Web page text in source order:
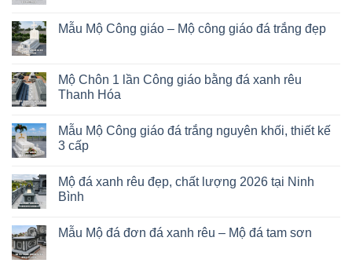
Mẫu Mộ Công giáo – Mộ công giáo đá trắng đẹp
Mộ Chôn 1 lần Công giáo bằng đá xanh rêu
Thanh Hóa
Mẫu Mộ Công giáo đá trắng nguyên khối, thiết kế
3 cấp
Mộ đá xanh rêu đẹp, chất lượng 2026 tại Ninh
Bình
Mẫu Mộ đá đơn đá xanh rêu – Mộ đá tam sơn